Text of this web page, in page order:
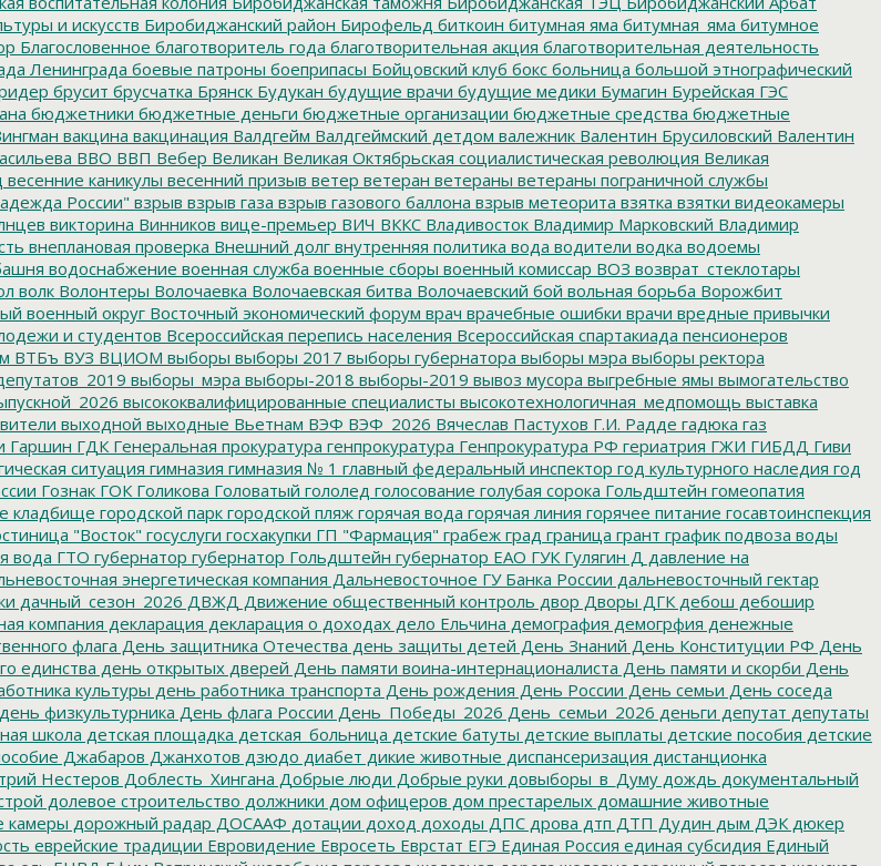
и искусств Биробиджанский район Бирофельд биткоин битумная яма битумная_яма битумное
Благословенное благотворитель года благотворительная акция благотворительная деятельность
Ленинграда боевые патроны боеприпасы Бойцовский клуб бокс больница большой этнографический
брусит брусчатка Брянск Будукан будущие врачи будущие медики Бумагин Бурейская ГЭС
бюджетники бюджетные деньги бюджетные организации бюджетные средства бюджетные
вакцина вакцинация Валдгейм Валдгеймский детдом валежник Валентин Брусиловский Валентин
ВВО ВВП Вебер Великан Великая Октябрьская социалистическая революция Великая
весенние каникулы весенний призыв ветер ветеран ветераны ветераны пограничной службы
России" взрыв взрыв газа взрыв газового баллона взрыв метеорита взятка взятки видеокамеры
викторина Винников вице-премьер ВИЧ ВККС Владивосток Владимир Марковский Владимир
внеплановая проверка Внешний долг внутренняя политика вода водители водка водоемы
водоснабжение военная служба военные сборы военный комиссар ВОЗ возврат_стеклотары
волк Волонтеры Волочаевка Волочаевская битва Волочаевский бой вольная борьба Ворожбит
военный округ Восточный экономический форум врач врачебные ошибки врачи вредные привычки
и студентов Всероссийская перепись населения Всероссийская спартакиада пенсионеров
ВТБъ ВУЗ ВЦИОМ выборы выборы 2017 выборы губернатора выборы мэра выборы ректора
выборы_мэра выборы-2018 выборы-2019 вывоз мусора выгребные ямы вымогательство
высококвалифицированные специалисты высокотехнологичная_медпомощь выставка
выходной выходные Вьетнам ВЭФ ВЭФ_2026 Вячеслав Пастухов Г.И. Радде гадюка газ
Гаршин ГДК Генеральная прокуратура генпрокуратура Генпрокуратура РФ гериатрия ГЖИ ГИБДД Гиви
ситуация гимназия гимназия № 1 главный федеральный инспектор год культурного наследия год
Гознак ГОК Голикова Головатый гололед голосование голубая сорока Гольдштейн гомеопатия
кладбище городской парк городской пляж горячая вода горячая линия горячее питание госавтоинспекция
"Восток" госуслуги госхакупки ГП "Фармация" грабеж град граница грант график подвоза воды
вода ГТО губернатор губернатор Гольдштейн губернатор ЕАО ГУК Гулягин Д давление на
энергетическая компания Дальневосточное ГУ Банка России дальневосточный гектар
дачный_сезон_2026 ДВЖД Движение общественный контроль двор Дворы ДГК дебош дебошир
компания декларация декларация о доходах дело Ельчина демография демогрфия денежные
флага День защитника Отечества день защиты детей День Знаний День Конституции РФ День
единства день открытых дверей День памяти воина-интернационалиста День памяти и скорби День
культуры день работника транспорта День рождения День России День семьи День соседа
день физкультурника День флага России День_Победы_2026 День_семьи_2026 деньги депутат депутаты
школа детская площадка детская_больница детские батуты детские выплаты детские пособия детские
Джабаров Джанхотов дзюдо диабет дикие животные диспансеризация дистанционка
Нестеров Доблесть_Хингана Добрые люди Добрые руки довыборы_в_Думу дождь документальный
долевое строительство должники дом офицеров дом престарелых домашние животные
камеры дорожный радар ДОСААФ дотации доход доходы ДПС дрова дтп ДТП Дудин дым ДЭК дюкер
еврейские традиции Евровидение Евросеть Еврстат ЕГЭ Единая Россия единая субсидия Единый